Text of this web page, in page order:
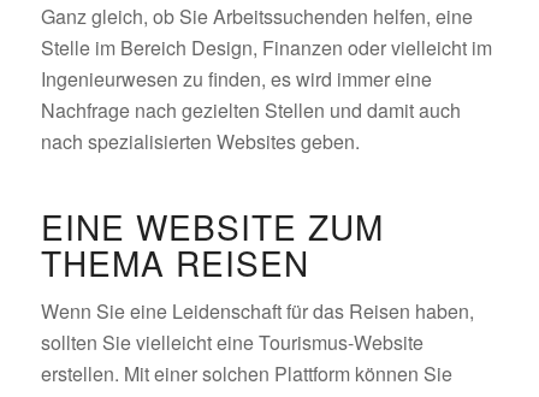
Ganz gleich, ob Sie Arbeitssuchenden helfen, eine
Stelle im Bereich Design, Finanzen oder vielleicht im
Ingenieurwesen zu finden, es wird immer eine
Nachfrage nach gezielten Stellen und damit auch
nach spezialisierten Websites geben.
EINE WEBSITE ZUM
THEMA REISEN
Wenn Sie eine Leidenschaft für das Reisen haben,
sollten Sie vielleicht eine Tourismus-Website
erstellen. Mit einer solchen Plattform können Sie